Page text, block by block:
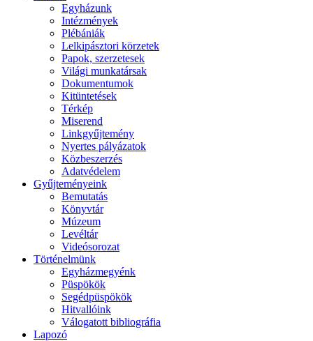
Egyházunk
Intézmények
Plébániák
Lelkipásztori körzetek
Papok, szerzetesek
Világi munkatársak
Dokumentumok
Kitüntetések
Térkép
Miserend
Linkgyűjtemény
Nyertes pályázatok
Közbeszerzés
Adatvédelem
Gyűjteményeink
Bemutatás
Könyvtár
Múzeum
Levéltár
Videósorozat
Történelmünk
Egyházmegyénk
Püspökök
Segédpüspökök
Hitvallóink
Válogatott bibliográfia
Lapozó